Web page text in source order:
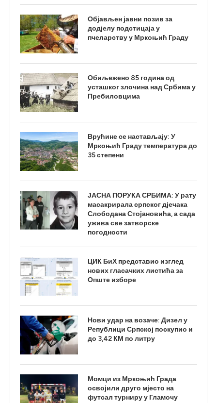
Објављен јавни позив за
додјелу подстицаја у
пчеларству у Мркоњић Граду
Обиљежено 85 година од
усташког злочина над Србима у
Пребиловцима
Врућине се настављају: У
Мркоњић Граду температура до
35 степени
ЈАСНА ПОРУКА СРБИМА: У рату
масакрирала српског дјечака
Слободана Стојановића, а сада
ужива све затворске
погодности
ЦИК БиХ представио изглед
нових гласачких листића за
Опште изборе
Нови удар на возаче: Дизел у
Републици Српској поскупио и
до 3,42 КМ по литру
Момци из Мркоњић Града
освојили друго мјесто на
футсал турниру у Гламочу